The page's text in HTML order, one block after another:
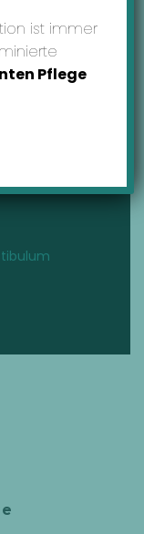
ist immer
Pflege